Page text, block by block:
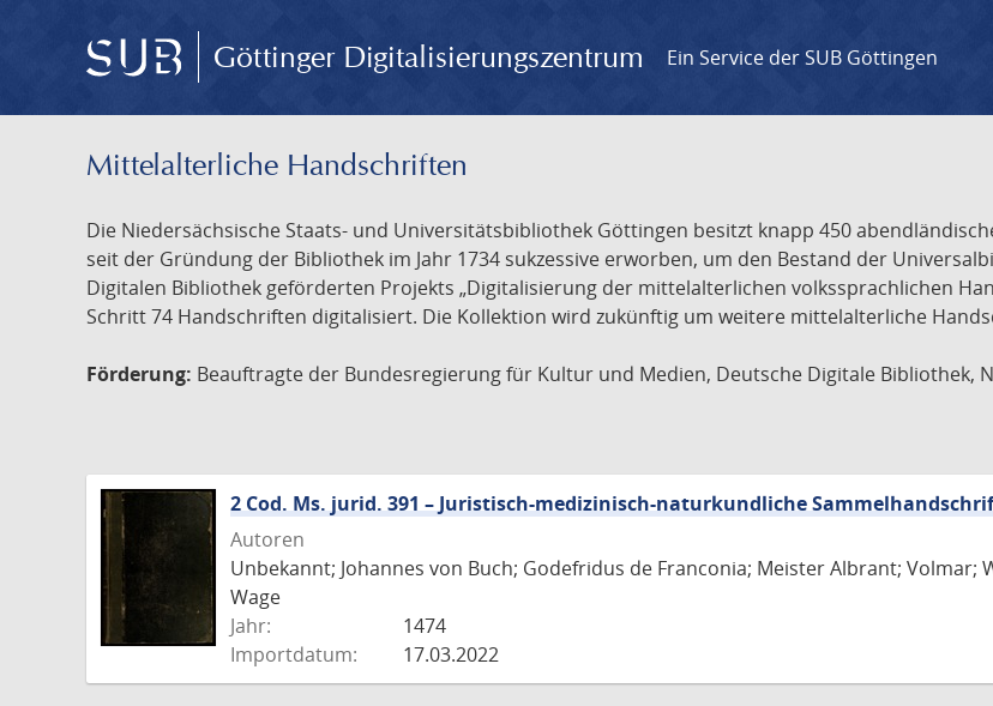
Göttinger Digitalisierungszentrum Ein Service der SUB Göttingen
Mittelalterliche Handschriften
Die Niedersächsische Staats- und Universitätsbibliothek Göttingen besitzt knapp 450
seit der Gründung der Bibliothek im Jahr 1734 sukzessive erworben, um den Bestand der
Digitalen Bibliothek geförderten Projekts „Digitalisierung der mittelalterlichen volkssprachlichen
Schritt 74 Handschriften digitalisiert. Die Kollektion wird zukünftig um weitere mittelalterliche
Förderung: Beauftragte der Bundesregierung für Kultur und Medien, Deutsche Digitale Bibliothek,
2 Cod. Ms. jurid. 391 – Juristisch-medizinisch-naturkundliche
Autoren
Unbekannt; Johannes von Buch; Godefridus de Franconia; Meister Albrant; Volmar;
Wage
Jahr:
1474
Importdatum:
17.03.2022